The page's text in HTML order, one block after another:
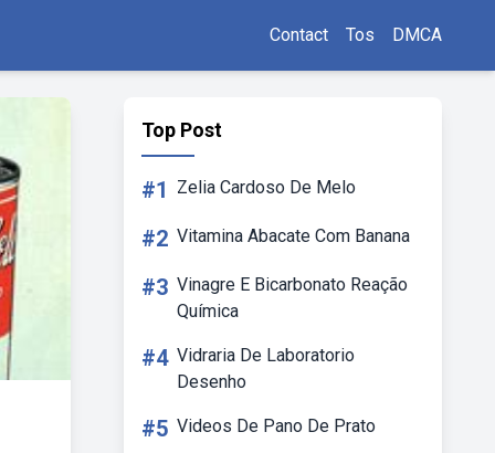
Contact Tos DMCA
Top Post
#1 Zelia Cardoso De Melo
#2 Vitamina Abacate Com Banana
#3 Vinagre E Bicarbonato Reação
Química
#4 Vidraria De Laboratorio
Desenho
#5 Videos De Pano De Prato